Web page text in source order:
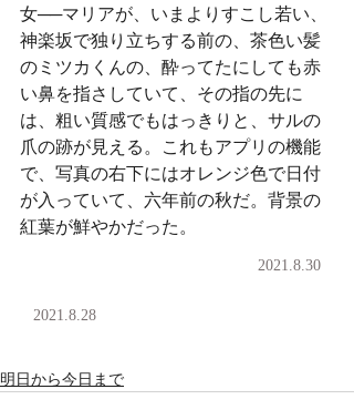
女──マリアが、いまよりすこし若い、
神楽坂で独り立ちする前の、茶色い髪
のミツカくんの、酔ってたにしても赤
い鼻を指さしていて、その指の先に
は、粗い質感でもはっきりと、サルの
爪の跡が見える。これもアプリの機能
で、写真の右下にはオレンジ色で日付
が入っていて、六年前の秋だ。背景の
紅葉が鮮やかだった。
2021.8.30
2021.8.28
明日から今日まで